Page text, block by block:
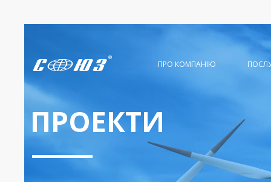
ПРОЕКТИ
ПРО КОМПАНІЮ